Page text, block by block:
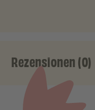
Rezensionen (0)